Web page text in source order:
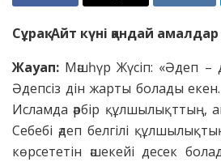
Сұрақ: Айт күні қандай
Жауап: Мәшһүр Жүсіп: «Әдеп –
Әдепсіз дін жарты болады
Исламда әрбір құлшылықттың,
Себебі әдеп белгілі
көрсететін әшекейі десек